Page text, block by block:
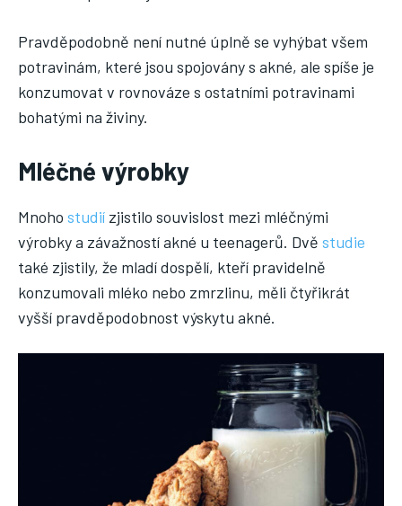
JÓGA
Pravděpodobně není nutné úplně se vyhýbat všem
potravinám, které jsou spojovány s akné, ale spíše je
konzumovat v rovnováze s ostatními potravinami
bohatými na živiny.
Mléčné výrobky
Mnoho studií zjistilo souvislost mezi mléčnými
výrobky a závažností akné u teenagerů. Dvě studie
také zjistily, že mladí dospělí, kteří pravidelně
konzumovali mléko nebo zmrzlinu, měli čtyřikrát
vyšší pravděpodobnost výskytu akné.